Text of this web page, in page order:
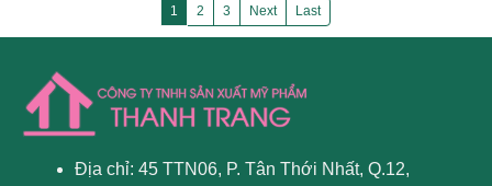
1 2 3 Next Last
Địa chỉ: 45 TTN06, P. Tân Thới Nhất, Q.12,